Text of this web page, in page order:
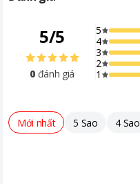
5/5
0 đánh giá
5
4
3
2
1
Mới nhất 5 Sao 4 Sao